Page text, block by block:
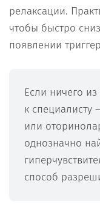
релаксации.
чтобы быстро
появлении
Если ничего из
к специалисту
или
однозначно
способ